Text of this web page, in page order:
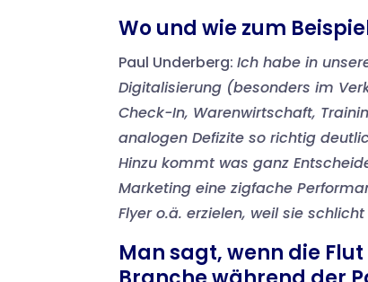
Wo und wie zum
Paul Underberg: Ich habe in
Digitalisierung (besonders im
Check-In, Warenwirtschaft,
analogen Defizite so richtig
Hinzu kommt was ganz
Marketing eine zigfache
Flyer o.ä. erzielen, weil sie
Man sagt, wenn die